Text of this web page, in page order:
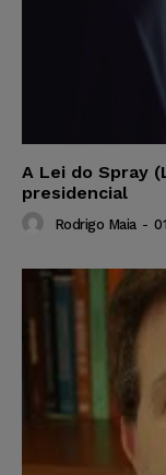
A Lei do Spray
presidencial
Rodrigo Maia -